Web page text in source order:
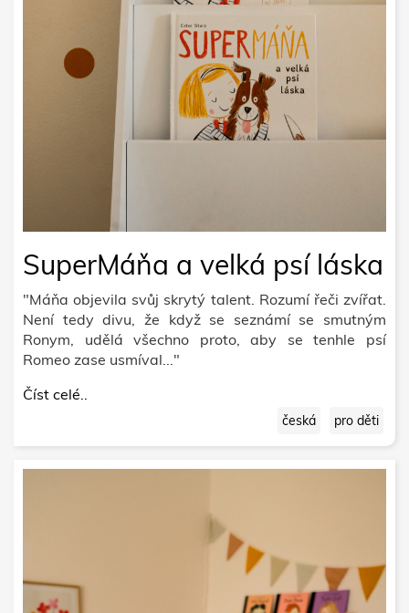
SuperMáňa a velká psí láska
"Máňa objevila svůj skrytý talent. Rozumí řeči zvířat.
Není tedy divu, že když se seznámí se smutným
Ronym, udělá všechno proto, aby se tenhle psí
Romeo zase usmíval..."
Číst celé..
česká pro děti